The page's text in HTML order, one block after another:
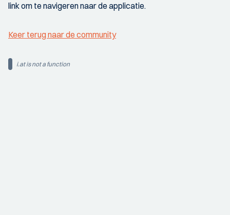
link om te navigeren naar de applicatie.
Keer terug naar de community
i.at is not a function